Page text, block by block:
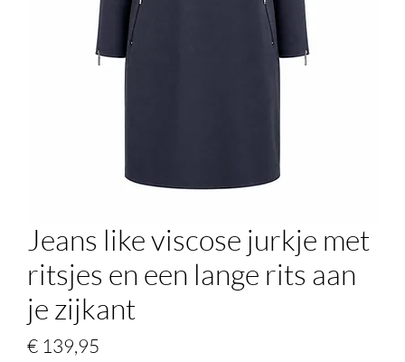
Jeans like viscose jurkje met
ritsjes en een lange rits aan
je zijkant
€ 139,95